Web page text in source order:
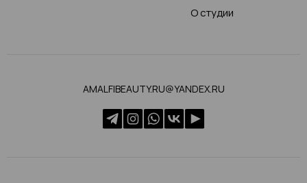
О студии
AMALFIBEAUTY.RU@YANDEX.RU